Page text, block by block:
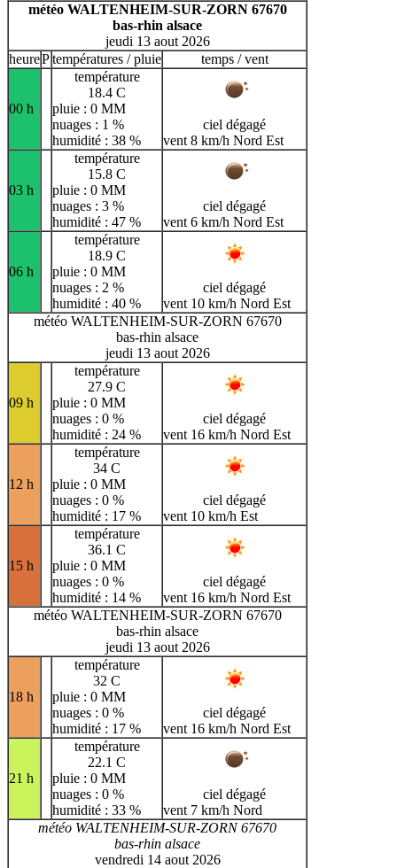
météo WALTENHEIM-SUR-ZORN 67670
bas-rhin alsace
jeudi 13 aout 2026
heurePtempératures / pluie temps / vent
00 h
température
18.4 C
pluie : 0 MM
nuages : 1 %
humidité : 38 %
ciel dégagé
vent 8 km/h Nord Est
03 h
température
15.8 C
pluie : 0 MM
nuages : 3 %
humidité : 47 %
ciel dégagé
vent 6 km/h Nord Est
06 h
température
18.9 C
pluie : 0 MM
nuages : 2 %
humidité : 40 %
ciel dégagé
vent 10 km/h Nord Est
météo WALTENHEIM-SUR-ZORN 67670
bas-rhin alsace
jeudi 13 aout 2026
09 h
température
27.9 C
pluie : 0 MM
nuages : 0 %
humidité : 24 %
ciel dégagé
vent 16 km/h Nord Est
12 h
température
34 C
pluie : 0 MM
nuages : 0 %
humidité : 17 %
ciel dégagé
vent 10 km/h Est
15 h
température
36.1 C
pluie : 0 MM
nuages : 0 %
humidité : 14 %
ciel dégagé
vent 16 km/h Nord Est
météo WALTENHEIM-SUR-ZORN 67670
bas-rhin alsace
jeudi 13 aout 2026
18 h
température
32 C
pluie : 0 MM
nuages : 0 %
humidité : 17 %
ciel dégagé
vent 16 km/h Nord Est
21 h
température
22.1 C
pluie : 0 MM
nuages : 0 %
humidité : 33 %
ciel dégagé
vent 7 km/h Nord
météo WALTENHEIM-SUR-ZORN 67670
bas-rhin alsace
vendredi 14 aout 2026